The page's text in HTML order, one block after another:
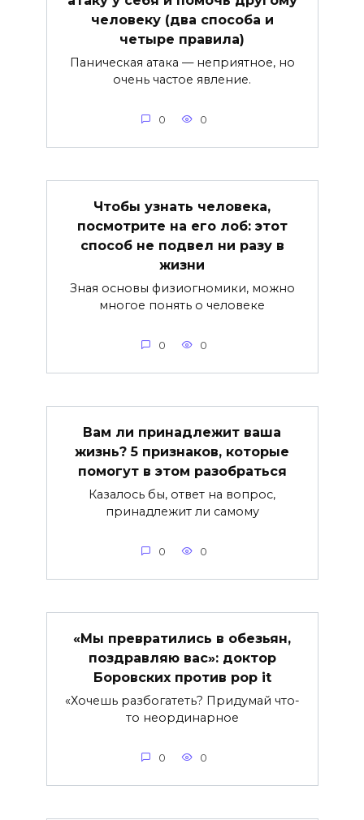
человеку (два способа и
четыре правила)
Паническая атака — неприятное, но
очень частое явление.
0 0
Чтобы узнать человека,
посмотрите на его лоб: этот
способ не подвел ни разу в
жизни
Зная основы физиогномики, можно
многое понять о человеке
0 0
Вам ли принадлежит ваша
жизнь? 5 признаков, которые
помогут в этом разобраться
Казалось бы, ответ на вопрос,
принадлежит ли самому
0 0
«Мы превратились в обезьян,
поздравляю вас»: доктор
Боровских против pop it
«Хочешь разбогатеть? Придумай что-
то неординарное
0 0